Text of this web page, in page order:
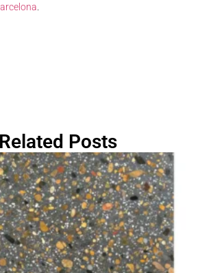
Related Posts